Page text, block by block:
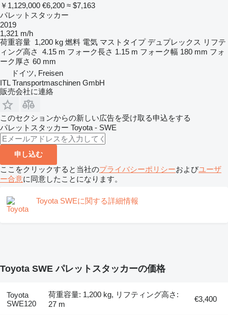
￥1,129,000 €6,200 ≈ $7,163
パレットスタッカー
2019
1,321 m/h
荷重容量 1,200 kg 燃料 電気 マストタイプ デュプレックス リフテ
ィング高さ
4.15 m フォーク長さ 1.15 m フォーク幅 180 mm フォ
ーク厚さ 60 mm
ドイツ, Freisen
ITL Transportmaschinen GmbH
販売会社に連絡
このセクションからの新しい広告を受け取る申込をする
パレットスタッカー Toyota - SWE
申し込む
ここをクリックすると当社のプライバシーポリシーおよびユーザ
ー合意に同意したことになります。
Toyota SWEに関する詳細情報
Toyota SWE パレットスタッカーの価格
Toyota
SWE120
荷重容量: 1,200 kg, リフティング高さ:
27 m
€3,400